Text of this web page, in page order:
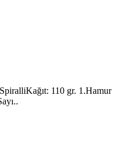
110 gr. 1.Hamur